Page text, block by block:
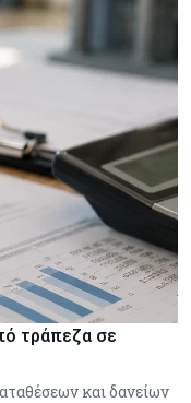
τράπεζα σε
και δανείων